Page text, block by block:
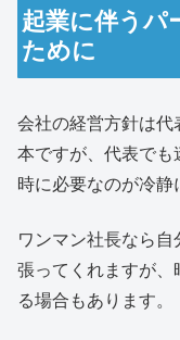
起業に伴うパ
ために
会社の経営方針は
本ですが、代表で
時に必要なのが冷静
ワンマン社長なら
張ってくれますが
る場合もあります。